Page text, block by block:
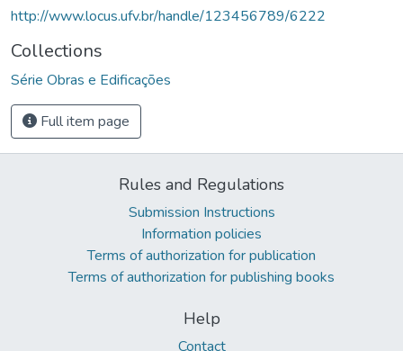
http://www.locus.ufv.br/handle/123456789/6222
Collections
Série Obras e Edificações
Full item page
Rules and Regulations
Submission Instructions
Information policies
Terms of authorization for publication
Terms of authorization for publishing books
Help
Contact